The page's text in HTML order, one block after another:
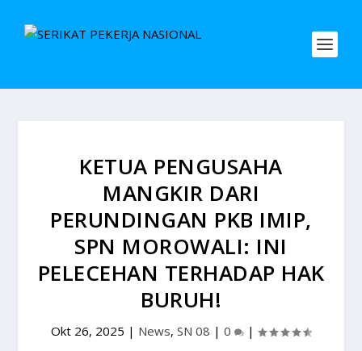
KETUA PENGUSAHA
MANGKIR DARI
PERUNDINGAN PKB IMIP,
SPN MOROWALI: INI
PELECEHAN TERHADAP HAK
BURUH!
Okt 26, 2025 | News, SN 08 | 0 |